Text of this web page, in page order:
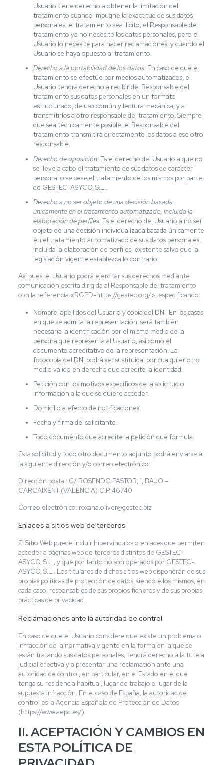
Usuario tiene derecho a obtener la limitación del
tratamiento cuando impugne la exactitud de sus datos
personales; el tratamiento sea ilícito; el Responsable del
tratamiento ya no necesite los datos personales, pero el
Usuario lo necesite para hacer reclamaciones; y cuando el
Usuario se haya opuesto al tratamiento.
Derecho a la portabilidad de los datos:En caso de que el
tratamiento se efectúe por medios automatizados, el
Usuario tendrá derecho a recibir del Responsable del
tratamiento sus datos personales en un formato
estructurado, de uso común y lectura mecánica, y a
transmitirlos a otro responsable del tratamiento. Siempre
que sea técnicamente posible, el Responsable del
tratamiento transmitirá directamente los datos a ese otro
responsable.
Derecho de oposición:Es el derecho del Usuario a que no
se lleve a cabo el tratamiento de sus datos de carácter
personal o se cese el tratamiento de los mismos por parte
de GESTEC-ASYCO, S.L..
Derecho a no ser objeto de una decisión basada
únicamente en el tratamiento automatizado, incluida la
elaboración de perfiles:Es el derecho del Usuario a no ser
objeto de una decisión individualizada basada únicamente
en el tratamiento automatizado de sus datos personales,
incluida la elaboración de perfiles, existente salvo que la
legislación vigente establezca lo contrario.
Así pues, el Usuario podrá ejercitar sus derechos mediante
comunicación escrita dirigida al Responsable del tratamiento
con la referencia «RGPD-https://gestec.org/», especificando:
Nombre, apellidos del Usuario y copia del DNI. En los casos
en que se admita la representación, será también
necesaria la identificación por el mismo medio de la
persona que representa al Usuario, así como el
documento acreditativo de la representación. La
fotocopia del DNI podrá ser sustituida, por cualquier otro
medio válido en derecho que acredite la identidad.
Petición con los motivos específicos de la solicitud o
información a la que se quiere acceder.
Domicilio a efecto de notificaciones.
Fecha y firma del solicitante.
Todo documento que acredite la petición que formula.
Esta solicitud y todo otro documento adjunto podrá enviarse a
la siguiente dirección y/o correo electrónico:
Dirección postal: C/ ROSENDO PASTOR, 1, BAJO –
CARCAIXENT (VALENCIA) C.P. 46740
Correo electrónico: roxana.oliver@gestec.biz
Enlaces a sitios web de terceros
El Sitio Web puede incluir hipervínculos o enlaces que permiten
acceder a páginas web de terceros distintos de GESTEC-
ASYCO, S.L., y que por tanto no son operados por GESTEC-
ASYCO, S.L.. Los titulares de dichos sitios web dispondrán de sus
propias políticas de protección de datos, siendo ellos mismos, en
cada caso, responsables de sus propios ficheros y de sus propias
prácticas de privacidad.
Reclamaciones ante la autoridad de control
En caso de que el Usuario considere que existe un problema o
infracción de la normativa vigente en la forma en la que se
están tratando sus datos personales, tendrá derecho a la tutela
judicial efectiva y a presentar una reclamación ante una
autoridad de control, en particular, en el Estado en el que
tenga su residencia habitual, lugar de trabajo o lugar de la
supuesta infracción. En el caso de España, la autoridad de
control es la Agencia Española de Protección de Datos
(https://www.aepd.es/).
II. ACEPTACIÓN Y CAMBIOS EN
ESTA POLÍTICA DE